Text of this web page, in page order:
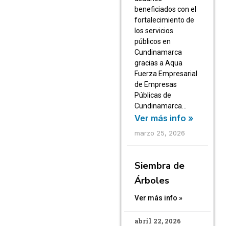
beneficiados con el
fortalecimiento de
los servicios
públicos en
Cundinamarca
gracias a Aqua
Fuerza Empresarial
de Empresas
Públicas de
Cundinamarca…
Ver más info »
marzo 25, 2026
Siembra de
Árboles
Ver más info »
abril 22, 2026